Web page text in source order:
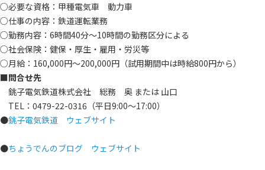
○必要な資格：甲種電気車 動力車
○仕事の内容：鉄道運転業務
○勤務内容：6時間40分～10時間の勤務区分による
○社会保険：健保・厚生・雇用・労災等
○月給：160,000円～200,000円（試用期間中は時給800円から）
■問合せ先
銚子電気鉄道株式会社 総務 奥 または 山口
TEL：0479-22-0316（平日9:00～17:00）
●銚子電気鉄道 ウェブサイト
●ちょうでんのブログ ウェブサイト